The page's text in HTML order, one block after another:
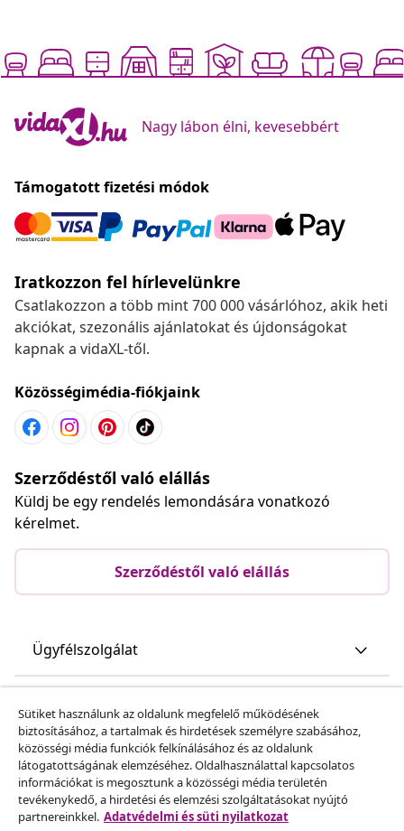
Nagy lábon élni, kevesebbért
Támogatott fizetési módok
Iratkozzon fel hírlevelünkre
Csatlakozzon a több mint 700 000 vásárlóhoz, akik heti
akciókat, szezonális ajánlatokat és újdonságokat
kapnak a vidaXL-től.
Közösségimédia-fiókjaink
Szerződéstől való elállás
Küldj be egy rendelés lemondására vonatkozó
kérelmet.
Szerződéstől való elállás
Ügyfélszolgálat
vidaXL
Fedezz fel többet
Sütiket használunk az oldalunk megfelelő működésének
biztosításához, a tartalmak és hirdetések személyre szabásához,
közösségi média funkciók felkínálásához és az oldalunk
látogatottságának elemzéséhez. Oldalhasználattal kapcsolatos
információkat is megosztunk a közösségi média területén
tevékenykedő, a hirdetési és elemzési szolgáltatásokat nyújtó
partnereinkkel. Adatvédelmi és süti nyilatkozat